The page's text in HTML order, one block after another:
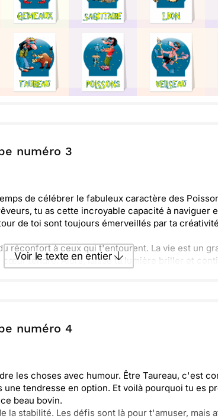
numéro 3
de célébrer le fabuleux caractère des
tu as cette incroyable capacité à naviguer
de toi sont toujours émerveillés par ta
réconfort à ceux qui t'entourent. La vie est un
cœur tendre. Alors, laisse ta lumière briller et
Voir le texte en entier
Recevoir par mail
numéro 4
les choses avec humour. Être Taureau, c'est
une tendresse en option. Et voilà pourquoi tu es
beau bovin.
la stabilité. Les défis sont là pour t'amuser, mais